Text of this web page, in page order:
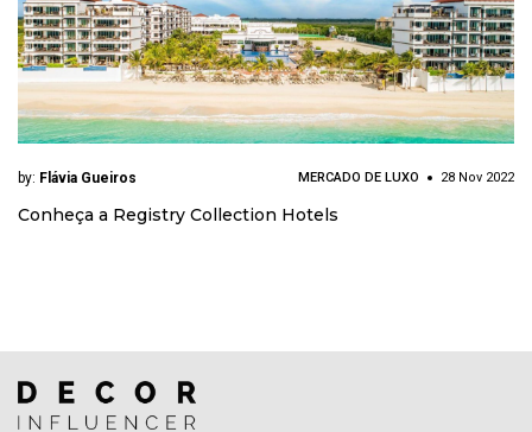
by: Flávia Gueiros MERCADO DE LUXO 28 Nov 2022
Conheça a Registry Collection Hotels